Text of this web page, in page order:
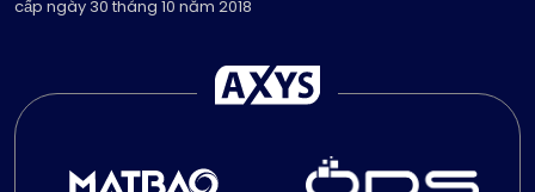
cấp ngày 30 tháng 10 năm 2018